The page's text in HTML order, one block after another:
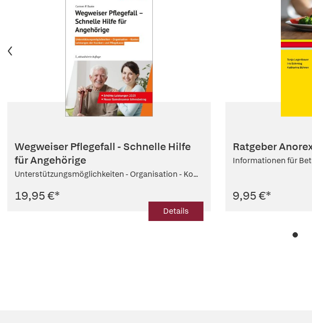
Wegweiser Pflegefall - Schnelle Hilfe
für Angehörige
Unterstützungsmöglichkeiten - Organisation - Ko...
19,95 €*
Details
Ratgeber
Informationen für
9,95 €*